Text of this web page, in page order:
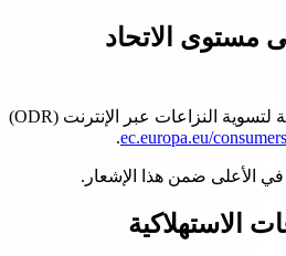
مستوى الاتحاد
تُتيح المفوّضية الأوروبية منصّة لتسوية النزاعات عبر الإنترنت (ODR)
ec.europa.eu/
.
في الأعلى ضمن هذا الإشعار.
الاستهلاكية